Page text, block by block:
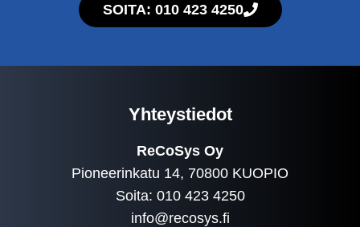
SOITA: 010 423 4250
Yhteystiedot
ReCoSys Oy
Pioneerinkatu 14, 70800 KUOPIO
Soita: 010 423 4250
info@recosys.fi